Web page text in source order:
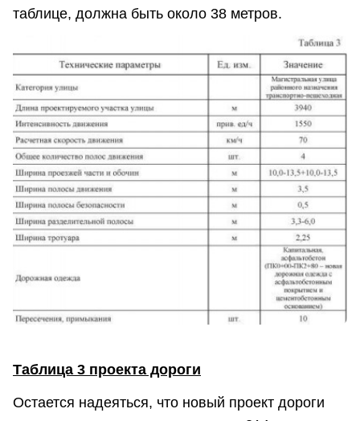
таблице, должна быть около 38 метров.
Таблица 3 проекта дороги
Остается надеяться, что новый проект дороги